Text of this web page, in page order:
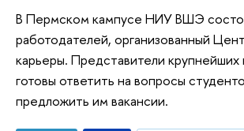
В Пермском кампусе НИУ ВШЭ
работодателей, организованный
карьеры. Представители
готовы ответить на вопросы
предложить им вакансии.